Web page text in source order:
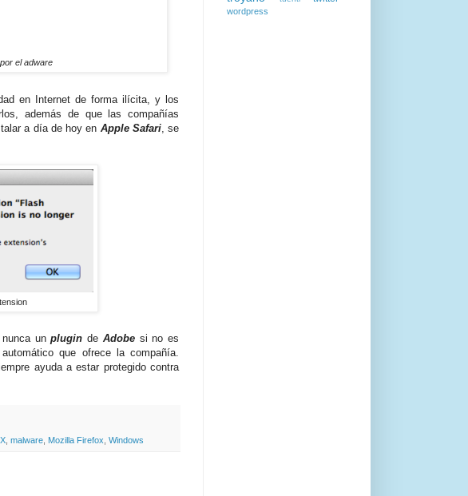
el adware
en Internet de forma ilícita, y los
además de que las compañías
a día de hoy en Apple Safari, se
nunca unplugin de Adobesi no es
que ofrece la compañía.
ayuda a estar protegido contra
malware Mozilla Firefox Windows
wordpress